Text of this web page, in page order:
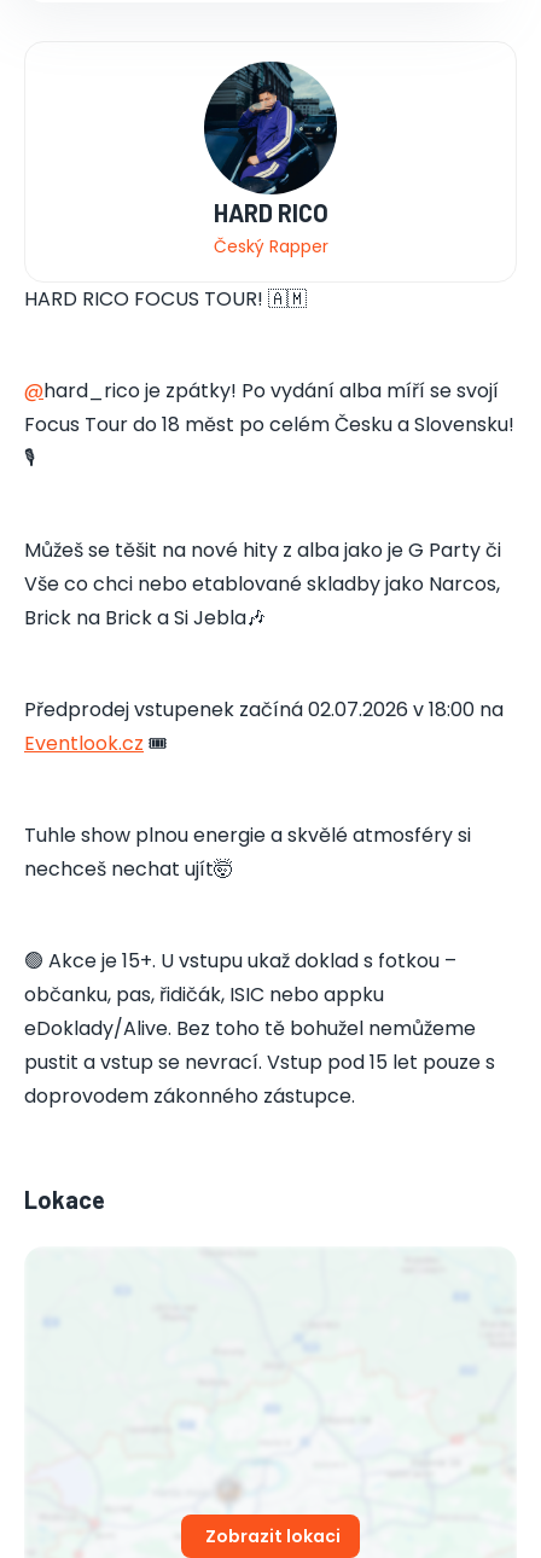
HARD RICO
Český Rapper
HARD RICO FOCUS TOUR! 🇦🇲
@hard_rico je zpátky! Po vydání alba míří se svojí
Focus Tour do 18 měst po celém Česku a Slovensku!
🎙️
Můžeš se těšit na nové hity z alba jako je G Party či
Vše co chci nebo etablované skladby jako Narcos,
Brick na Brick a Si Jebla🎶
Předprodej vstupenek začíná 02.07.2026 v 18:00 na
Eventlook.cz 🎟️
Tuhle show plnou energie a skvělé atmosféry si
nechceš nechat ujít🤯
🟢 Akce je 15+. U vstupu ukaž doklad s fotkou –
občanku, pas, řidičák, ISIC nebo appku
eDoklady/Alive. Bez toho tě bohužel nemůžeme
pustit a vstup se nevrací. Vstup pod 15 let pouze s
doprovodem zákonného zástupce.
Lokace
Zobrazit lokaci